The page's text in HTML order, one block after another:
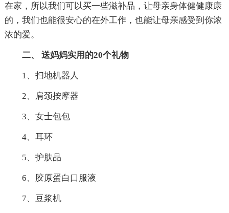
在家，所以我们可以买一些滋补品，让母亲身体健健康康
的，我们也能很安心的在外工作，也能让母亲感受到你浓
浓的爱。
二、 送妈妈实用的20个礼物
1、扫地机器人
2、肩颈按摩器
3、女士包包
4、耳环
5、护肤品
6、胶原蛋白口服液
7、豆浆机